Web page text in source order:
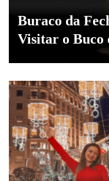
Buraco da
Visitar o Buco